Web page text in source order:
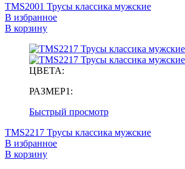
TMS2001 Трусы классика мужские
В избранное
В корзину
ЦВЕТА:
РАЗМЕР1:
Быстрый просмотр
TMS2217 Трусы классика мужские
В избранное
В корзину